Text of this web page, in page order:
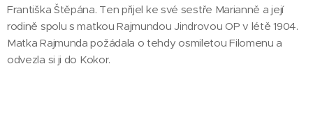
Františka Štěpána. Ten přijel ke své sestře Marianně a její
rodině spolu s matkou Rajmundou Jindrovou OP v létě 1904.
Matka Rajmunda požádala o tehdy osmiletou Filomenu a
odvezla si ji do Kokor.